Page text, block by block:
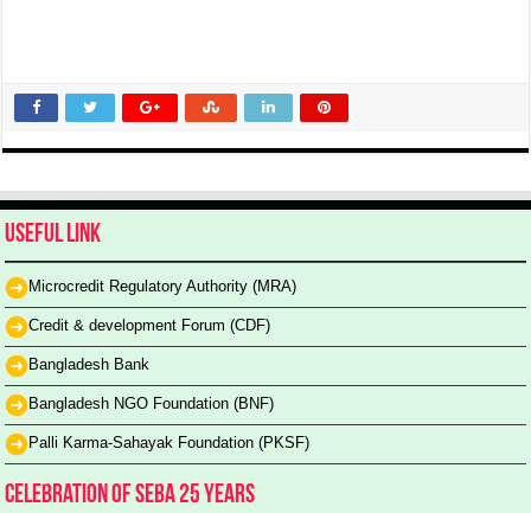
Useful Link
Microcredit Regulatory Authority (MRA)
Credit & development Forum (CDF)
Bangladesh Bank
Bangladesh NGO Foundation (BNF)
Palli Karma-Sahayak Foundation (PKSF)
Celebration of SEBA 25 Years